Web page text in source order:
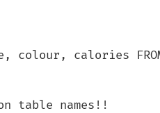
colour, calories
table names!!